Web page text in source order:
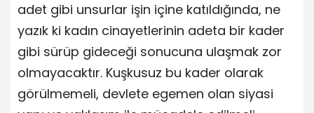
adet gibi unsurlar işin içine katıldığında, ne
yazık ki kadın cinayetlerinin adeta bir kader
gibi sürüp gideceği sonucuna ulaşmak zor
olmayacaktır. Kuşkusuz bu kader olarak
görülmemeli, devlete egemen olan siyasi